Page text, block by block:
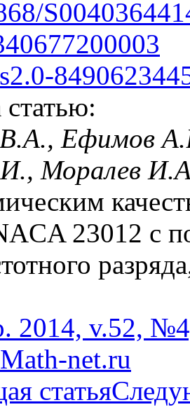
Ефимов
Моралев
23012 с
2014, v.52,
net.ru
статья